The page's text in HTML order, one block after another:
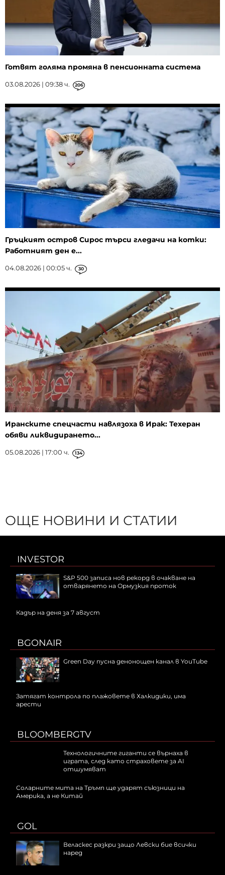
Готвят голяма промяна в пенсионната система
03.08.2026 | 09:38 ч. 206
Гръцкият остров Сирос търси гледачи на котки:
Работният ден е...
04.08.2026 | 00:05 ч. 30
Иранските спецчасти навлязоха в Ирак: Техеран
обяви ликвидирането...
05.08.2026 | 17:00 ч. 134
ОЩЕ НОВИНИ И СТАТИИ
INVESTOR
S&P 500 записа нов рекорд в очакване на
отварянето на Ормузкия проток
Кадър на деня за 7 август
BGONAIR
Green Day пусна денонощен канал в YouTube
Затягат контрола по плажовете в Халкидики, има
арести
BLOOMBERGTV
Технологичните гиганти се върнаха в
играта, след като страховете за AI
отшумяват
Соларните мита на Тръмп ще ударят съюзници на
Америка, а не Китай
GOL
Веласкес разкри защо Левски бие всички
наред